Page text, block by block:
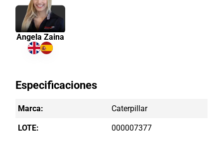
Angela Zaina
Especificaciones
Marca: Caterpillar
LOTE: 000007377